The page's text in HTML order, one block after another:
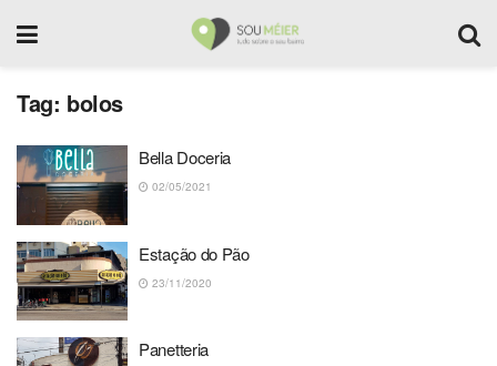
Tag: bolos
Bella Doceria
02/05/2021
Estação do Pão
23/11/2020
Panetteria